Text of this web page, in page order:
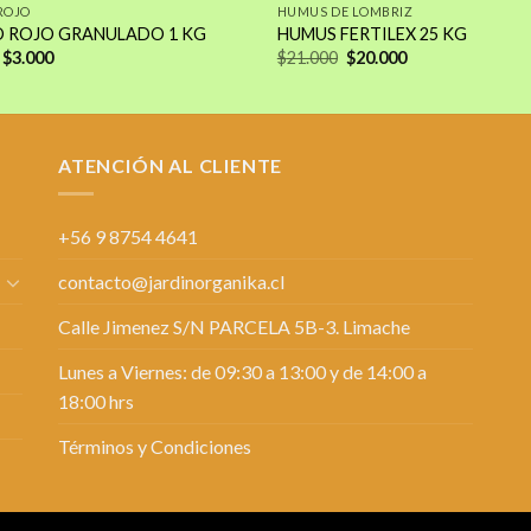
ROJO GRANULADO 1 KG
El
precio
$3.000El
HUMUS DE LOMBRIZ
HUMUS FERTILEX 25 KG
$21.000 El
precio
$20.000El
ATENCIÓN AL CLIENTE
+56 9 8754 4641
contacto@jardinorganika.cl
Calle Jimenez S/N PARCELA 5B-3. Limache
Lunes a Viernes: de 09:30 a 13:00 y de 14:00 a
18:00 hrs
Términos y Condiciones